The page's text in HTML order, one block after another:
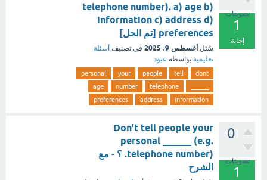
تصويتات
1
إجابة
telephone number). a) age b)
information c) address d)
preferences [تم الحل]
سُئل أغسطس 9، 2025 في تصنيف أسئلة
تعليمية بواسطة عبود
dont
tell
people
your
personal
telephone
number
age
information
address
preferences
0
تصويتات
1
Don't tell people your
personal ______ (e.g.
telephone number). ؟ - مع
الشرح